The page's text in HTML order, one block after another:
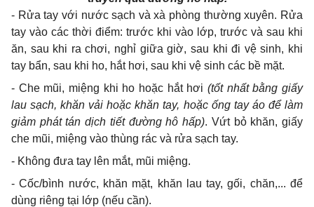
- Rửa tay với nước sạch và xà phòng thường xuyên. Rửa
tay vào các thời điểm: trước khi vào lớp, trước và sau khi
ăn, sau khi ra chơi, nghỉ giữa giờ, sau khi đi vệ sinh, khi
tay bẩn, sau khi ho, hắt hơi, sau khi vệ sinh các bề mặt.
- Che mũi, miệng khi ho hoặc hắt hơi (tốt nhất bằng giấy
lau sạch, khăn vải hoặc khăn tay, hoặc ống tay áo để làm
giảm phát tán dịch tiết đường hô hấp). Vứt bỏ khăn, giấy
che mũi, miệng vào thùng rác và rửa sạch tay.
- Không đưa tay lên mắt, mũi miệng.
- Cốc/bình nước, khăn mặt, khăn lau tay, gối, chăn,... để
dùng riêng tại lớp (nếu cần).